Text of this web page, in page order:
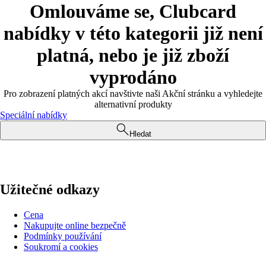
Omlouváme se, Clubcard
nabídky v této kategorii již není
platná, nebo je již zboží
vyprodáno
Pro zobrazení platných akcí navštivte naši Akční stránku a vyhledejte
alternativní produkty
Speciální nabídky
Hledat
Užitečné odkazy
Cena
Nakupujte online bezpečně
Podmínky používání
Soukromí a cookies